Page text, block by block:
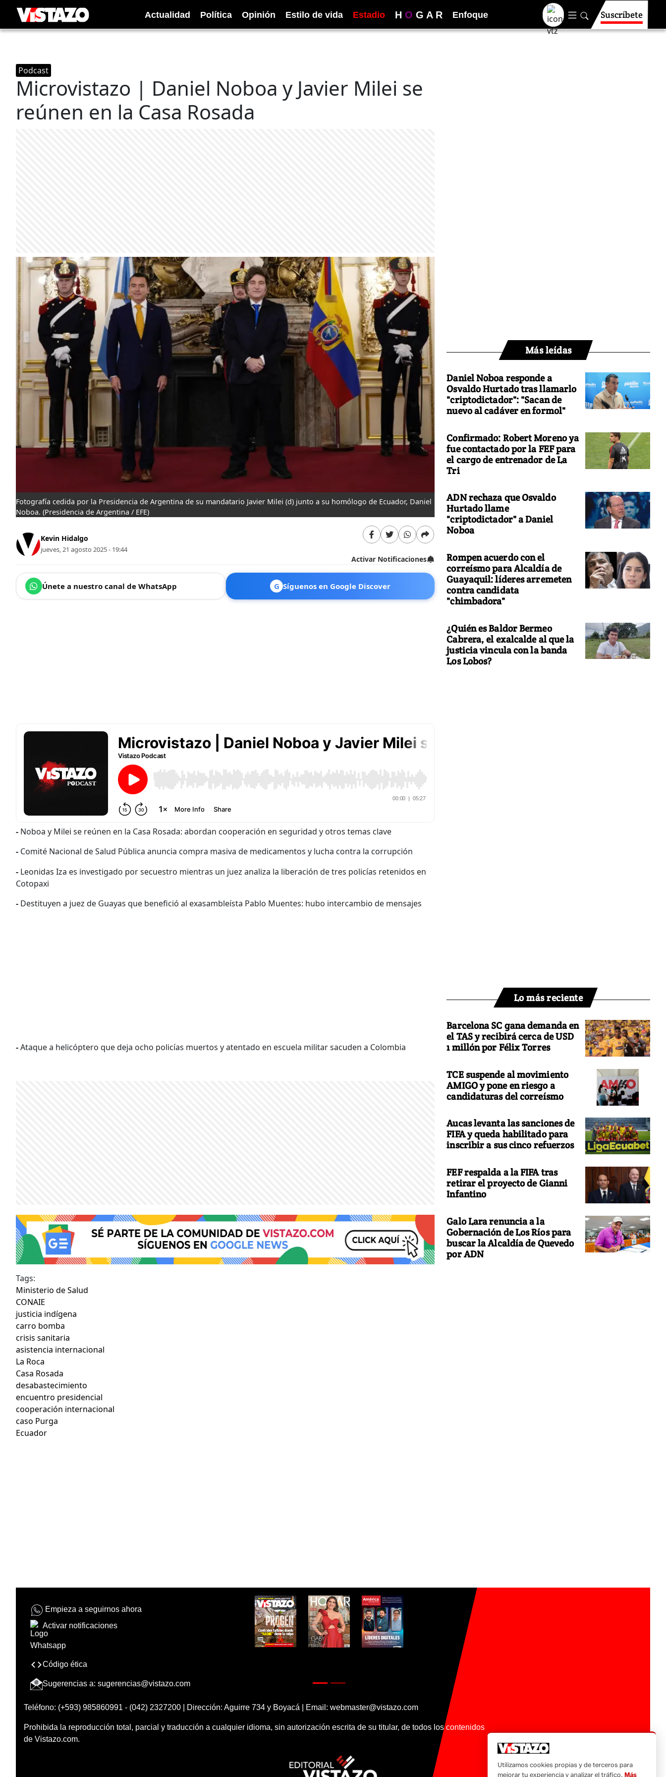
Actualidad Política Opinión Estilo de vida Estadio H O G A R Enfoque Suscríbete
Podcast
Microvistazo | Daniel Noboa y Javier Milei se
reúnen en la Casa Rosada
Fotografía cedida por la Presidencia de Argentina de su mandatario Javier Milei (d) junto a su homólogo de Ecuador, Daniel
Noboa. (Presidencia de Argentina / EFE)
Kevin Hidalgo
jueves, 21 agosto 2025 - 19:44
Activar Notificaciones
Únete a nuestro canal de WhatsApp G Síguenos en Google Discover
- Noboa y Milei se reúnen en la Casa Rosada: abordan cooperación en seguridad y otros temas clave
- Comité Nacional de Salud Pública anuncia compra masiva de medicamentos y lucha contra la corrupción
- Leonidas Iza es investigado por secuestro mientras un juez analiza la liberación de tres policías retenidos en
Cotopaxi
- Destituyen a juez de Guayas que benefició al exasambleísta Pablo Muentes: hubo intercambio de mensajes
-Ataque a helicóptero que deja ocho policías muertos y atentado en escuela militar sacuden a Colombia
Tags:
Ministerio de Salud
CONAIE
justicia indígena
carro bomba
crisis sanitaria
asistencia internacional
La Roca
Casa Rosada
desabastecimiento
encuentro presidencial
cooperación internacional
caso Purga
Ecuador
Más leídas
Daniel Noboa responde a
Osvaldo Hurtado tras llamarlo
"criptodictador": "Sacan de
nuevo al cadáver en formol"
Confirmado: Robert Moreno ya
fue contactado por la FEF para
el cargo de entrenador de La
Tri
ADN rechaza que Osvaldo
Hurtado llame
"criptodictador" a Daniel
Noboa
Rompen acuerdo con el
correísmo para Alcaldía de
Guayaquil: líderes arremeten
contra candidata
"chimbadora"
¿Quién es Baldor Bermeo
Cabrera, el exalcalde al que la
justicia vincula con la banda
Los Lobos?
Lo más reciente
Barcelona SC gana demanda en
el TAS y recibirá cerca de USD
1 millón por Félix Torres
TCE suspende al movimiento
AMIGO y pone en riesgo a
candidaturas del correísmo
Aucas levanta las sanciones de
FIFA y queda habilitado para
inscribir a sus cinco refuerzos
FEF respalda a la FIFA tras
retirar el proyecto de Gianni
Infantino
Galo Lara renuncia a la
Gobernación de Los Ríos para
buscar la Alcaldía de Quevedo
por ADN
Empieza a seguirnos ahora
Activar notificaciones
Código ética
Sugerencias a: sugerencias@vistazo.com
Teléfono: (+593) 985860991 - (042) 2327200 | Dirección: Aguirre 734 y Boyacá | Email: webmaster@vistazo.com
Prohibida la reproducción total, parcial y traducción a cualquier idioma, sin autorización escrita de su titular, de todos los contenidos
de Vistazo.com.
Utilizamos cookies propias y de terceros para
mejorar tu experiencia y analizar el tráfico. Más